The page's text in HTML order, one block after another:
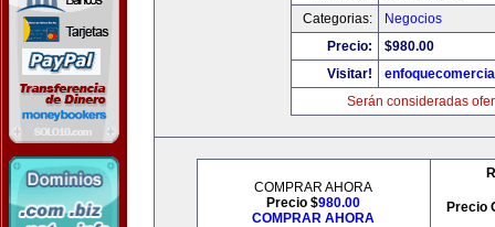
Categorias:
Negocios
Precio:
$980.00
Visitar!
Serán consideradas
COMPRAR AHORA
Precio $980.00
COMPRAR AHORA
Precio